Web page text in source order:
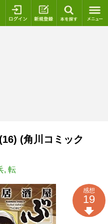
ログイン 新規登録
(角川コミック
, 転
感想
19